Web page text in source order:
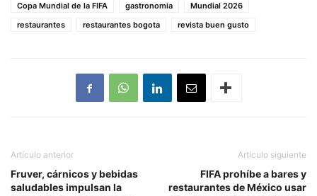
Copa Mundial de la FIFA
gastronomia
Mundial 2026
restaurantes
restaurantes bogota revista buen gusto
Artículo anterior
Fruver, cárnicos y bebidas
saludables impulsan la
Artículo siguiente
FIFA prohíbe a bares y
restaurantes de México usar